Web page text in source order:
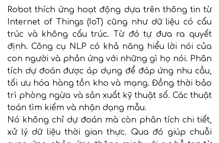
Robot thích ứng hoạt động dựa trên thông tin từ
Internet of Things (IoT) cũng như dữ liệu có cấu
trúc và không cấu trúc. Từ đó tự đưa ra quyết
định. Công cụ NLP có khả năng hiểu lời nói của
con người và phản ứng với những gì họ nói. Phân
tích dự đoán được áp dụng để đáp ứng nhu cầu,
tối ưu hóa hàng tồn kho và mạng. Đồng thời bảo
trì phòng ngừa và sản xuất kỹ thuật số. Các thuật
toán tìm kiếm và nhận dạng mẫu.
Nó không chỉ dự đoán mà còn phân tích chi tiết,
xử lý dữ liệu thời gian thực. Qua đó giúp chuỗi